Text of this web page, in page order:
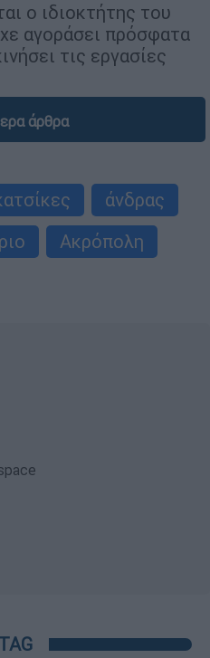
ο ιδιοκτήτης του
αγοράσει πρόσφατα
τις εργασίες
άρθρα
άνδρας
Ακρόπολη